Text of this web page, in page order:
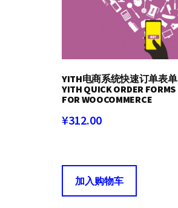
YITH电商系统快速订单表单
YITH QUICK ORDER FORMS
FOR WOOCOMMERCE
¥312.00
加入购物车